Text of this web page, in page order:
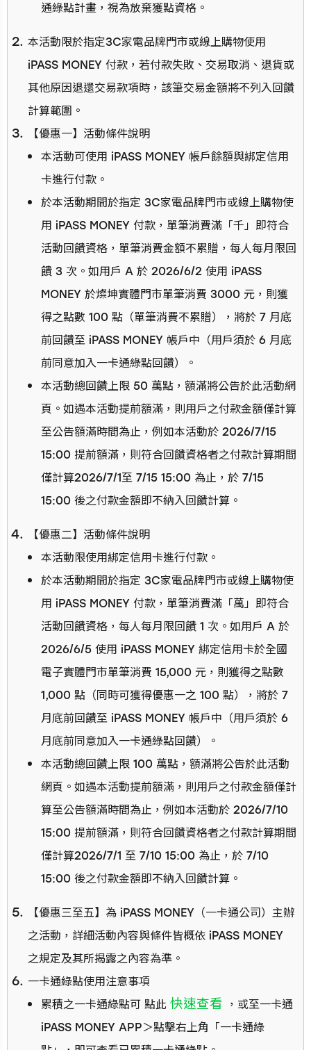
通綠點計畫，視為放棄獲點資格。
本活動限於指定3C家電品牌門市或線上購物使用
iPASS MONEY 付款，若付款失敗、交易取消、退貨或
其他原因退還交易款項時，該筆交易金額將不列入回饋
計算範圍。
【優惠一】活動條件說明
本活動可使用 iPASS MONEY 帳戶餘額與綁定信用
卡進行付款。
於本活動期間於指定 3C家電品牌門市或線上購物使
用 iPASS MONEY 付款，單筆消費滿「千」即符合
活動回饋資格，單筆消費金額不累贈，每人每月限回
饋 3 次。如用戶 A 於 2026/6/2 使用 iPASS
MONEY 於燦坤實體門市單筆消費 3000 元，則獲
得之點數 100 點（單筆消費不累贈），將於 7 月底
前回饋至 iPASS MONEY 帳戶中（用戶須於 6 月底
前同意加入一卡通綠點回饋）。
本活動總回饋上限 50 萬點，額滿將公告於此活動網
頁。如遇本活動提前額滿，則用戶之付款金額僅計算
至公告額滿時間為止，例如本活動於 2026/7/15
15:00 提前額滿，則符合回饋資格者之付款計算期間
僅計算2026/7/1至 7/15 15:00 為止，於 7/15
15:00 後之付款金額即不納入回饋計算。
【優惠二】活動條件說明
本活動限使用綁定信用卡進行付款。
於本活動期間於指定 3C家電品牌門市或線上購物使
用 iPASS MONEY 付款，單筆消費滿「萬」即符合
活動回饋資格，每人每月限回饋 1 次。如用戶 A 於
2026/6/5 使用 iPASS MONEY 綁定信用卡於全國
電子實體門市單筆消費 15,000 元，則獲得之點數
1,000 點（同時可獲得優惠一之 100 點），將於 7
月底前回饋至 iPASS MONEY 帳戶中（用戶須於 6
月底前同意加入一卡通綠點回饋）。
本活動總回饋上限 100 萬點，額滿將公告於此活動
網頁。如遇本活動提前額滿，則用戶之付款金額僅計
算至公告額滿時間為止，例如本活動於 2026/7/10
15:00 提前額滿，則符合回饋資格者之付款計算期間
僅計算2026/7/1 至 7/10 15:00 為止，於 7/10
15:00 後之付款金額即不納入回饋計算。
【優惠三至五】為 iPASS MONEY（一卡通公司）主辦
之活動，詳細活動內容與條件皆概依 iPASS MONEY
之規定及其所揭露之內容為準。
一卡通綠點使用注意事項
累積之一卡通綠點可 點此 快速查看 ，或至一卡通
iPASS MONEY APP＞點擊右上角「一卡通綠